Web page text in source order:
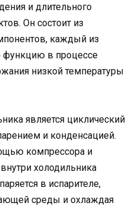
и длительного
Он состоит из
каждый из
в процессе
низкой температуры
является циклический
и конденсацией.
компрессора и
холодильника
в испарителе,
среды и охлаждая